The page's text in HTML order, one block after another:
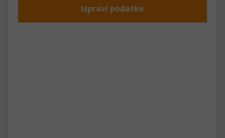
Ispravi podatke